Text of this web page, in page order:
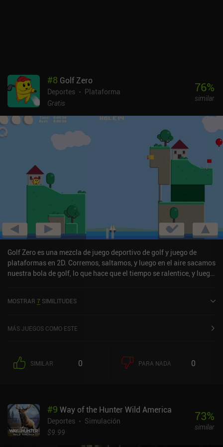
#8 Golf Zero
Deportes
Plataforma
Gratis
76%
similar
Golf Zero es una mezcla de juego deportivo de golf y juego de
plataformas en 2D. Corremos, saltamos, y luego en el aire sacamos
nuestra bola de golf, lo que hace que el tiempo se ralentice, y luego
hacer un hoyo en uno.Los niveles están brillantemente diseñados y
introduciendo nuevas trampas y mecanismos por el camino.El
cuando, y tristemente sin iAP para eliminarlos definitivamente.
MOSTRAR 7 SIMILITUDES
MÁS JUEGOS COMO ESTE
SIMILAR 0 PARA NADA 0
#9 Way of the Hunter Wild America
Deportes
Simulación
$9.99
73%
similar